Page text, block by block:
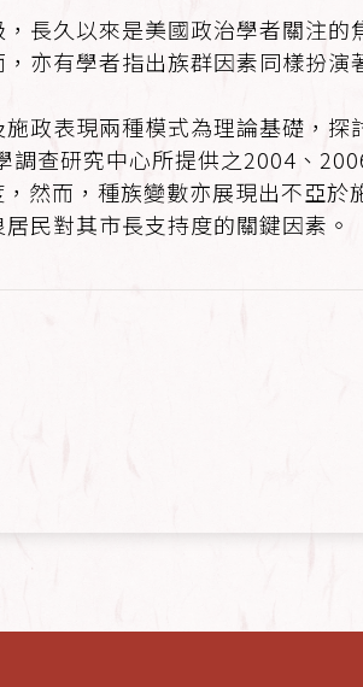
長久以來是美國政治學者關注
亦有學者指出族群因素同樣扮
政表現兩種模式為理論基礎，
查研究中心所提供之2004、
然而，種族變數亦展現出不亞
民對其市長支持度的關鍵因素。